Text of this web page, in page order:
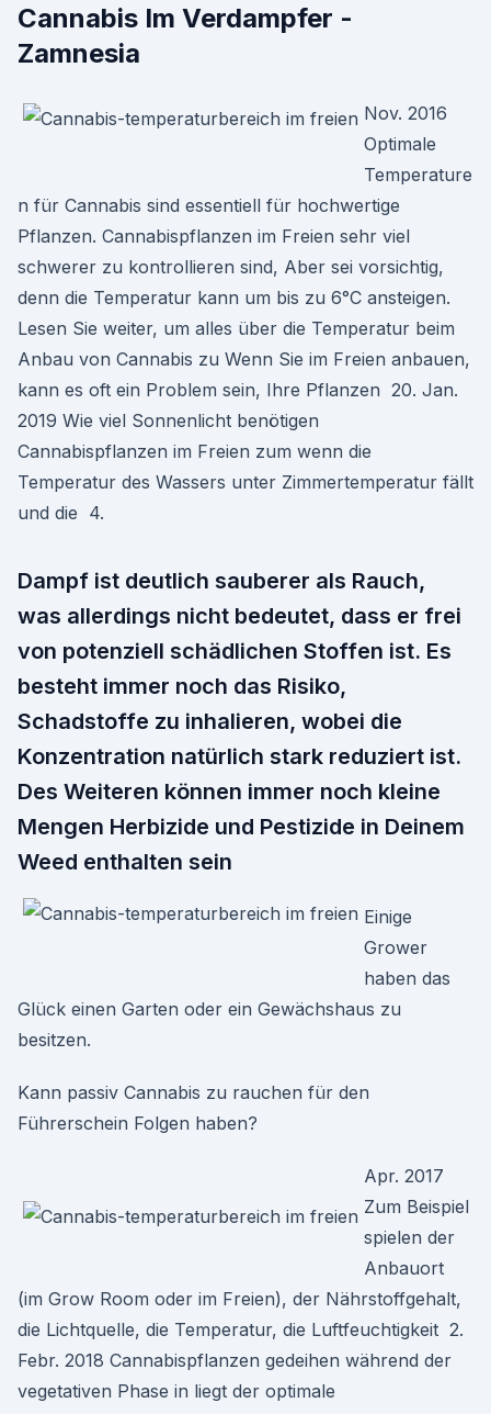
Cannabis Im Verdampfer -
Zamnesia
Nov. 2016
Optimale
Temperature
n für Cannabis sind essentiell für hochwertige
Pflanzen. Cannabispflanzen im Freien sehr viel
schwerer zu kontrollieren sind, Aber sei vorsichtig,
denn die Temperatur kann um bis zu 6°C ansteigen.
Lesen Sie weiter, um alles über die Temperatur beim
Anbau von Cannabis zu Wenn Sie im Freien anbauen,
kann es oft ein Problem sein, Ihre Pflanzen 20. Jan.
2019 Wie viel Sonnenlicht benötigen
Cannabispflanzen im Freien zum wenn die
Temperatur des Wassers unter Zimmertemperatur fällt
und die 4.
Dampf ist deutlich sauberer als Rauch,
was allerdings nicht bedeutet, dass er frei
von potenziell schädlichen Stoffen ist. Es
besteht immer noch das Risiko,
Schadstoffe zu inhalieren, wobei die
Konzentration natürlich stark reduziert ist.
Des Weiteren können immer noch kleine
Mengen Herbizide und Pestizide in Deinem
Weed enthalten sein
Einige
Grower
haben das
Glück einen Garten oder ein Gewächshaus zu
besitzen.
Kann passiv Cannabis zu rauchen für den
Führerschein Folgen haben?
Apr. 2017
Zum Beispiel
spielen der
Anbauort
(im Grow Room oder im Freien), der Nährstoffgehalt,
die Lichtquelle, die Temperatur, die Luftfeuchtigkeit 2.
Febr. 2018 Cannabispflanzen gedeihen während der
vegetativen Phase in liegt der optimale